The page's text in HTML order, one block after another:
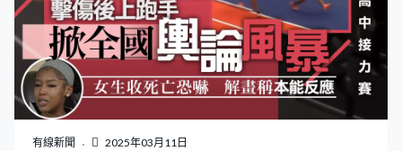
她拘禁在車内後駛往旭川市，更在車上作出猥褻行為。 期
間車輛停泊在路上便利店外，村山試圖逃走向店員求助，
但女疑兇聲言「她有問題的，不用理會她」，店員不以為
然。雖然村山拼命反抗，緊抓住便利店櫃檯，但仍被眾人
強行拖走。 疑兇逼令坐上欄桿 高呼掉下去、去死再推人
一行人抵達大橋後，內田及共犯小西優花將村山的衣服扔
到草地上，拍片逼令她下跪，而當晚氣溫僅6度左右。小西
有線新聞 2025年03月11日